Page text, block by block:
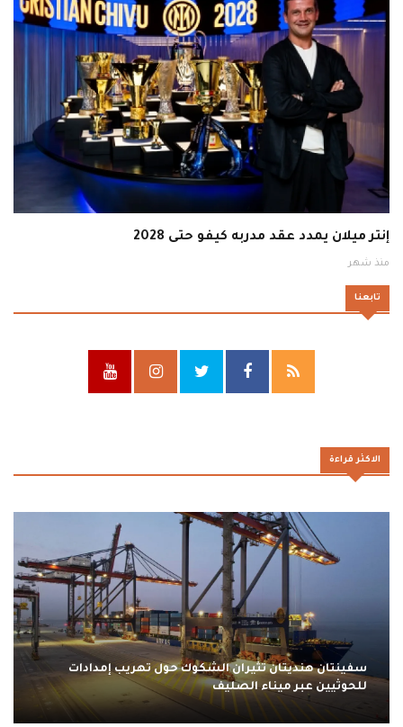
إنتر ميلان يمدد عقد مدربه كيفو حتى 2028
منذ شهر
تابعنا
الاكثر قراءة
سفينتان هنديتان تثيران الشكوك حول تهريب إمدادات
للحوثيين عبر ميناء الصليف